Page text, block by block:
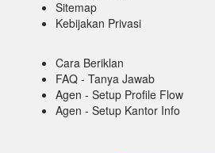
Sitemap
Kebijakan Privasi
Cara Beriklan
FAQ - Tanya Jawab
Agen - Setup Profile Flow
Agen - Setup Kantor Info